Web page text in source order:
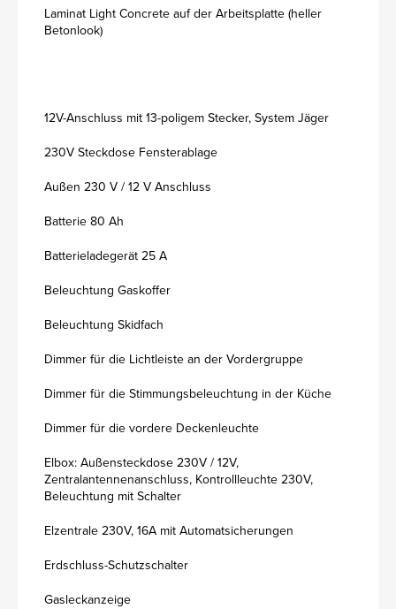
Laminat Light Concrete auf der Arbeitsplatte (heller
Betonlook)
12V-Anschluss mit 13-poligem Stecker, System Jäger
230V Steckdose Fensterablage
Außen 230 V / 12 V Anschluss
Batterie 80 Ah
Batterieladegerät 25 A
Beleuchtung Gaskoffer
Beleuchtung Skidfach
Dimmer für die Lichtleiste an der Vordergruppe
Dimmer für die Stimmungsbeleuchtung in der Küche
Dimmer für die vordere Deckenleuchte
Elbox: Außensteckdose 230V / 12V,
Zentralantennenanschluss, Kontrollleuchte 230V,
Beleuchtung mit Schalter
Elzentrale 230V, 16A mit Automatsicherungen
Erdschluss-Schutzschalter
Gasleckanzeige